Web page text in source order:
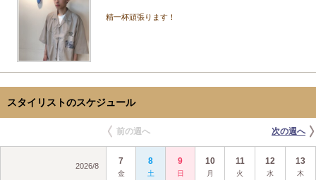
精一杯頑張ります！
スタイリストのスケジュール
前の週へ 次の週へ
2026/8 7
金
8
土
9
日
10
月
11
火
12
水
13
木